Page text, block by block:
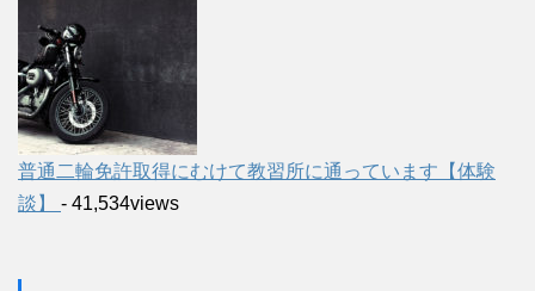
普通二輪免許取得にむけて教習所に通っています【体験
談】 - 41,534views